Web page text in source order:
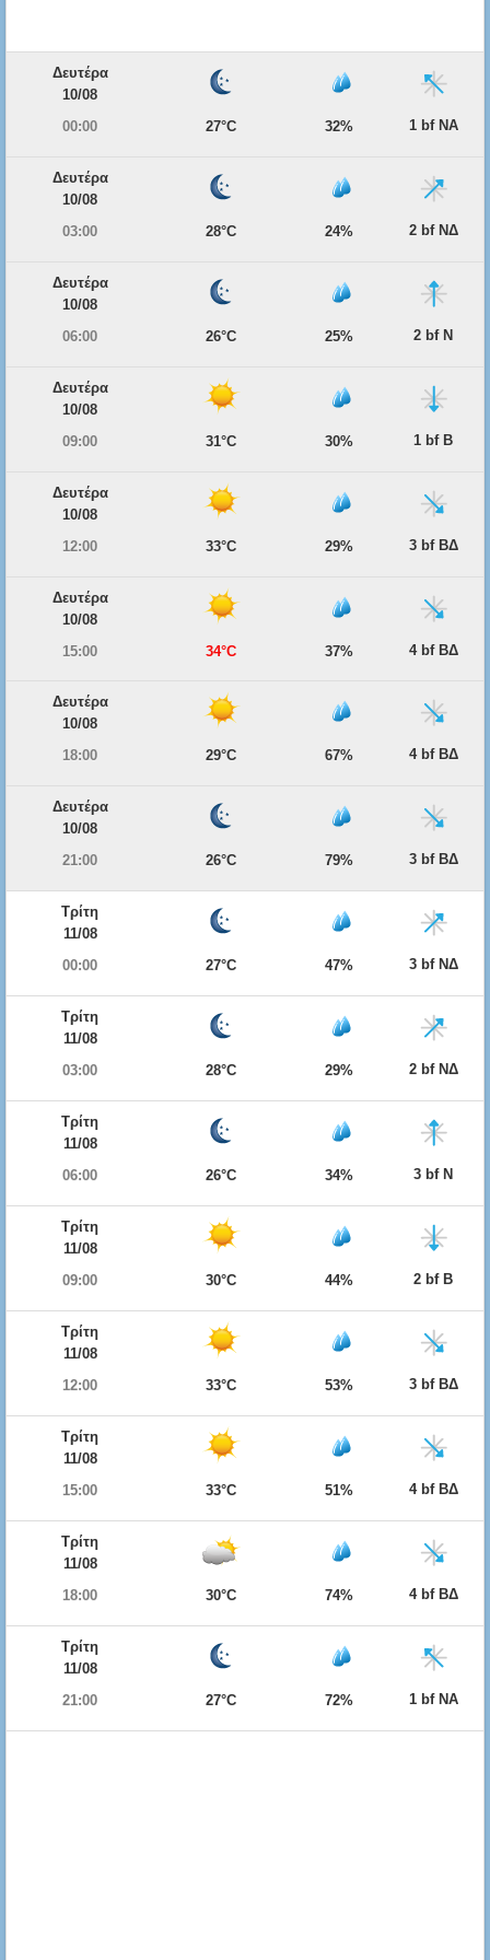
Δευτέρα
10/08
00:00
27°C 32% 1 bf ΝΑ
Δευτέρα
10/08
03:00
28°C 24% 2 bf ΝΔ
Δευτέρα
10/08
06:00
26°C 25% 2 bf Ν
Δευτέρα
10/08
09:00
31°C 30% 1 bf Β
Δευτέρα
10/08
12:00
33°C 29% 3 bf ΒΔ
Δευτέρα
10/08
15:00
34°C 37% 4 bf ΒΔ
Δευτέρα
10/08
18:00
29°C 67% 4 bf ΒΔ
Δευτέρα
10/08
21:00
26°C 79% 3 bf ΒΔ
Τρίτη
11/08
00:00
27°C 47% 3 bf ΝΔ
Τρίτη
11/08
03:00
28°C 29% 2 bf ΝΔ
Τρίτη
11/08
06:00
26°C 34% 3 bf Ν
Τρίτη
11/08
09:00
30°C 44% 2 bf Β
Τρίτη
11/08
12:00
33°C 53% 3 bf ΒΔ
Τρίτη
11/08
15:00
33°C 51% 4 bf ΒΔ
Τρίτη
11/08
18:00
30°C 74% 4 bf ΒΔ
Τρίτη
11/08
21:00
27°C 72% 1 bf ΝΑ